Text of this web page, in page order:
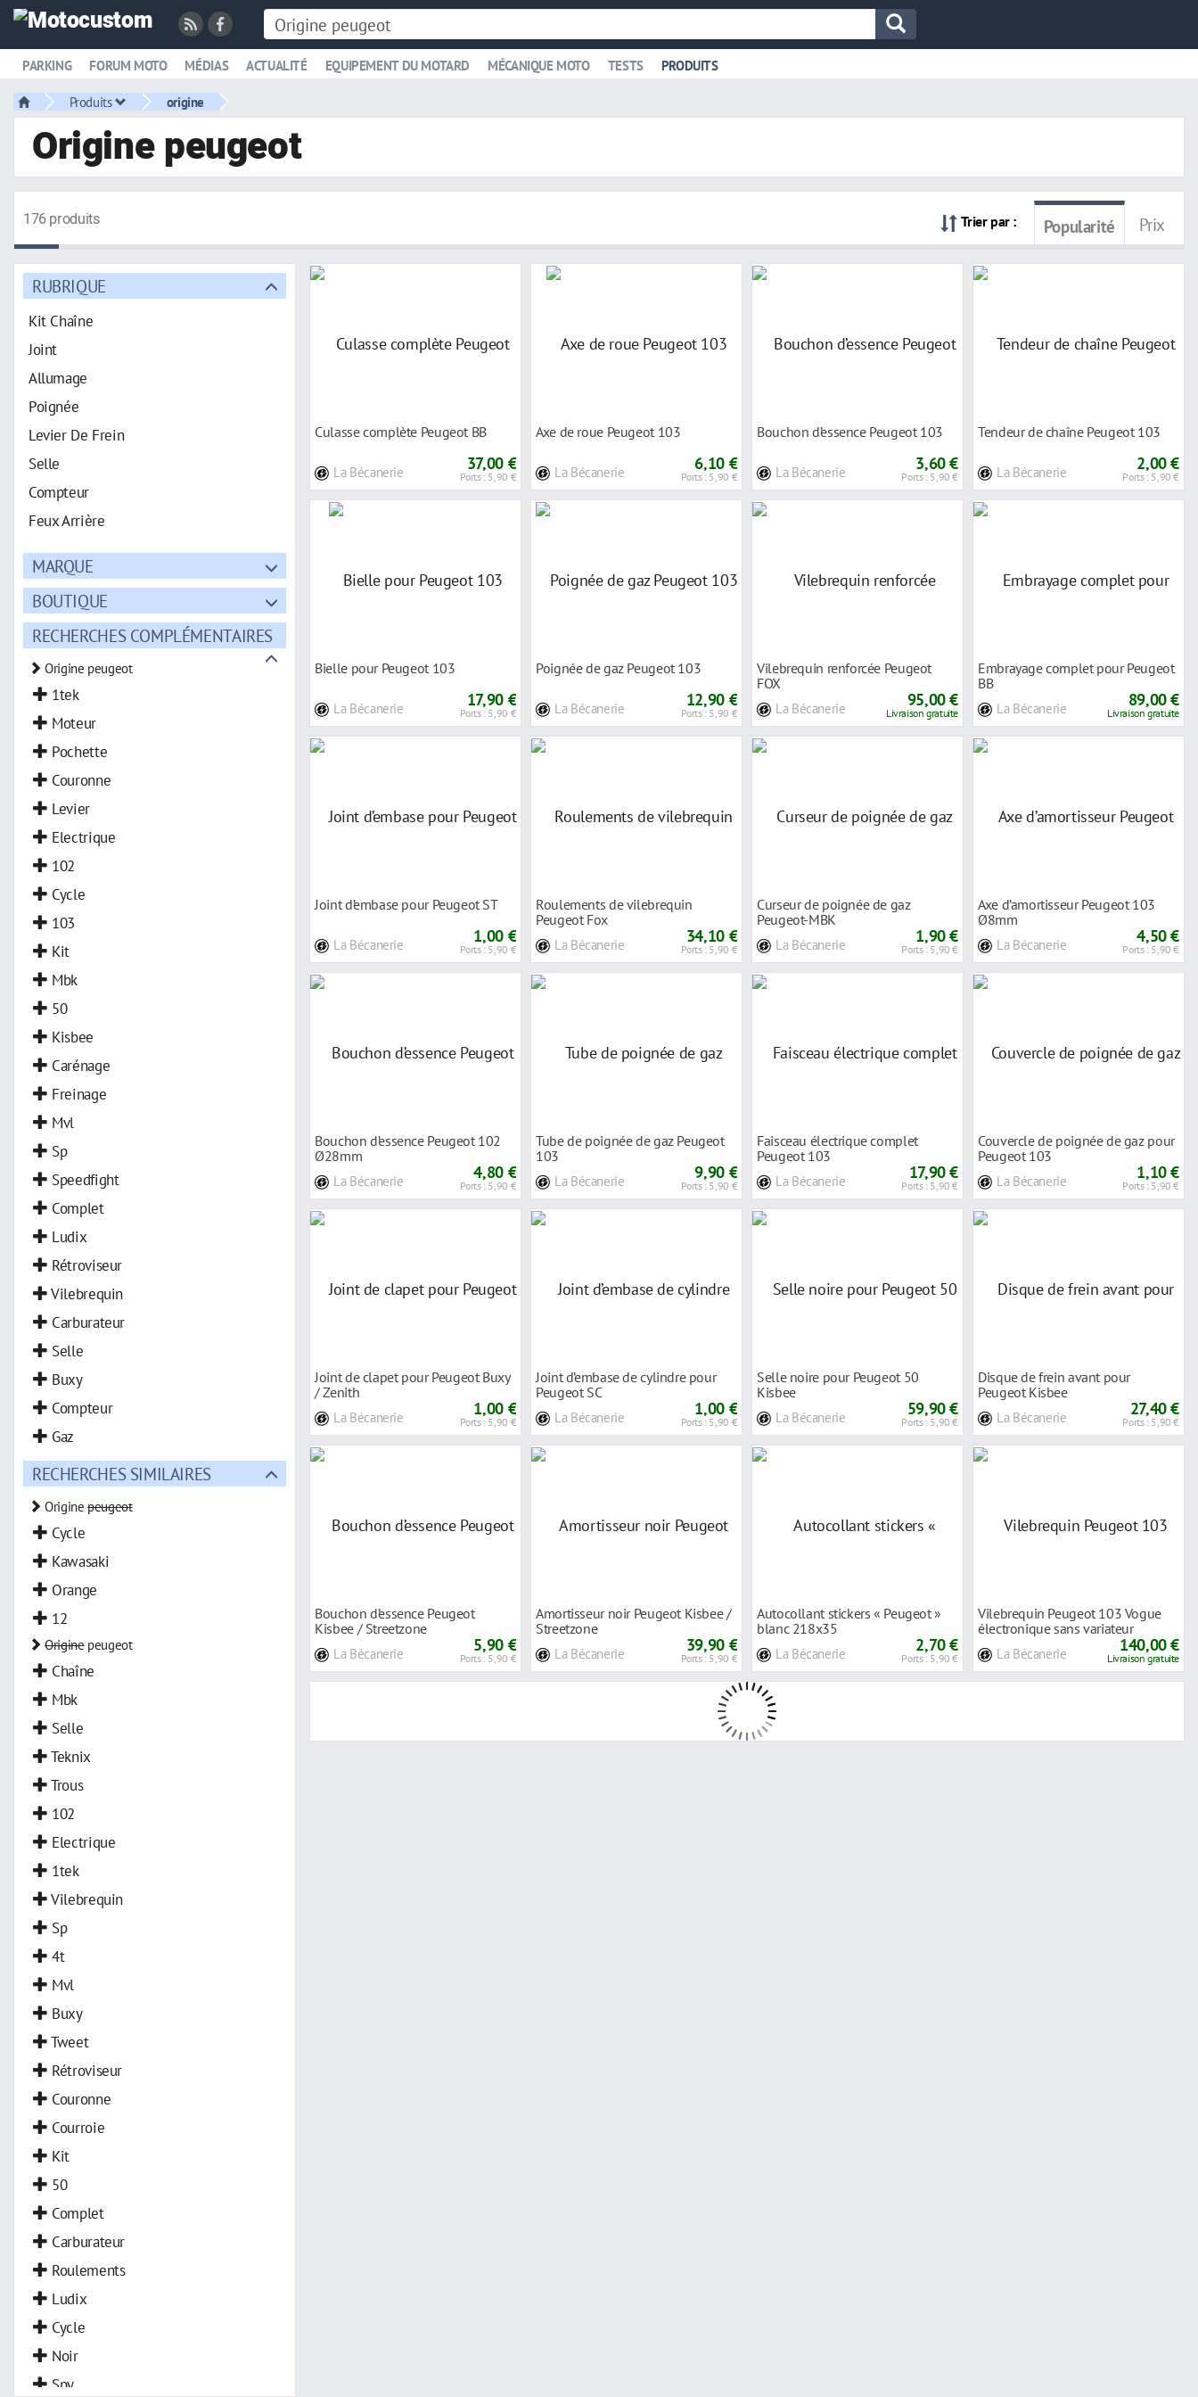
PARKING FORUM MOTO MÉDIAS ACTUALITÉ EQUIPEMENT DU MOTARD MÉCANIQUE MOTO TESTS PRODUITS
Produits origine
Origine peugeot
176 produits Trier par : Popularité Prix
RUBRIQUE
Kit Chaîne
Joint
Allumage
Poignée
Levier De Frein
Selle
Compteur
Feux Arrière
Vilebrequin
Amortisseur
Axe
Guidon
Pièce De Carburateur
Bouchon
Rétroviseur
Béquille
Carburateur
Clignotant
Commodo
Pack Moteur
Accessoire Carénage
Autocollant
Chaîne De Distribution
Clapet
Culasse
Cylindre
Câble D'accélérateur
Disque
Embrayage
MARQUE
BOUTIQUE
RECHERCHES COMPLÉMENTAIRES
Origine peugeot
1tek
Moteur
Pochette
Couronne
Levier
Electrique
102
Cycle
103
Kit
Mbk
50
Kisbee
Carénage
Freinage
Mvl
Sp
Speedfight
Complet
Ludix
Rétroviseur
Vilebrequin
Carburateur
Selle
Buxy
Compteur
Gaz
RECHERCHES SIMILAIRES
Originepeugeot
Cycle
Kawasaki
Orange
12
Originepeugeot
Chaîne
Mbk
Selle
Teknix
Trous
102
Electrique
1tek
Vilebrequin
Sp
4t
Mvl
Buxy
Tweet
Rétroviseur
Couronne
Courroie
Kit
50
Complet
Carburateur
Roulements
Ludix
Cycle
Noir
Spy
Culasse complète Peugeot BB
La Bécanerie 37,00 €
Ports : 5,90 €
Axe de roue Peugeot 103
La Bécanerie 6,10 €
Ports : 5,90 €
Bouchon d’essence Peugeot 103
La Bécanerie 3,60 €
Ports : 5,90 €
Tendeur de chaîne Peugeot 103
La Bécanerie 2,00 €
Ports : 5,90 €
Bielle pour Peugeot 103
La Bécanerie 17,90 €
Ports : 5,90 €
Poignée de gaz Peugeot 103
La Bécanerie 12,90 €
Ports : 5,90 €
Vilebrequin renforcée Peugeot
FOX
La Bécanerie 95,00 €
Livraison gratuite
Embrayage complet pour Peugeot
BB
La Bécanerie 89,00 €
Livraison gratuite
Joint d’embase pour Peugeot ST
La Bécanerie 1,00 €
Ports : 5,90 €
Roulements de vilebrequin
Peugeot Fox
La Bécanerie 34,10 €
Ports : 5,90 €
Curseur de poignée de gaz
Peugeot-MBK
La Bécanerie 1,90 €
Ports : 5,90 €
Axe d’amortisseur Peugeot 103
Ø8mm
La Bécanerie 4,50 €
Ports : 5,90 €
Bouchon d’essence Peugeot 102
Ø28mm
La Bécanerie 4,80 €
Ports : 5,90 €
Tube de poignée de gaz Peugeot
103
La Bécanerie 9,90 €
Ports : 5,90 €
Faisceau électrique complet
Peugeot 103
La Bécanerie 17,90 €
Ports : 5,90 €
Couvercle de poignée de gaz pour
Peugeot 103
La Bécanerie 1,10 €
Ports : 5,90 €
Joint de clapet pour Peugeot Buxy
/ Zenith
La Bécanerie 1,00 €
Ports : 5,90 €
Joint d’embase de cylindre pour
Peugeot SC
La Bécanerie 1,00 €
Ports : 5,90 €
Selle noire pour Peugeot 50
Kisbee
La Bécanerie 59,90 €
Ports : 5,90 €
Disque de frein avant pour
Peugeot Kisbee
La Bécanerie 27,40 €
Ports : 5,90 €
Bouchon d’essence Peugeot
Kisbee / Streetzone
La Bécanerie 5,90 €
Ports : 5,90 €
Amortisseur noir Peugeot Kisbee /
Streetzone
La Bécanerie 39,90 €
Ports : 5,90 €
Autocollant stickers « Peugeot »
blanc 218x35
La Bécanerie 2,70 €
Ports : 5,90 €
Vilebrequin Peugeot 103 Vogue
électronique sans variateur
La Bécanerie 140,00 €
Livraison gratuite